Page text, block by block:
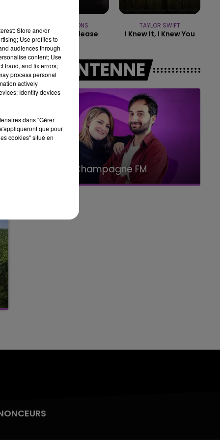
14h00 - 15h00
LA RADIO POP
MATT SIMONS
Catch & Release
TAYLOR SWIFT
I Knew It, I Knew You
A L'ANTENNE
FM
19h00 - 19h15
LA POP MACHINE
Store and/or
Use profiles to
audiences through
content; Use
fraud, and fix errors;
process personal
actively
Identify devices
dans "Gérer
que pour
cookies" situé en